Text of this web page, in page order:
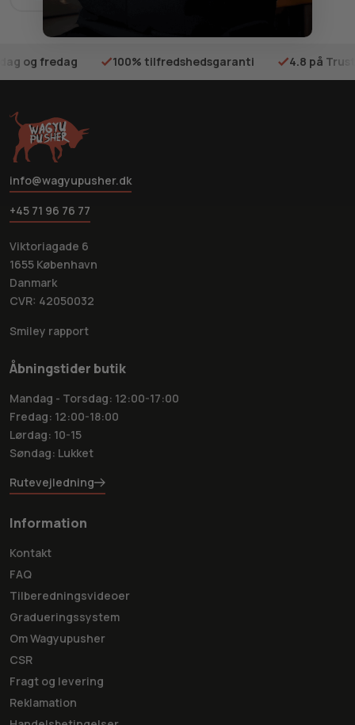
og fredag 100% tilfredshedsgaranti 4.8 på
info@wagyupusher.dk
+45 71 96 76 77
Viktoriagade 6
1655 København
Danmark
CVR: 42050032
Smiley rapport
Åbningstider butik
Mandag - Torsdag: 12:00-17:00
Fredag: 12:00-18:00
Lørdag: 10-15
Søndag: Lukket
Rutevejledning
Information
Kontakt
FAQ
Tilberedningsvideoer
Gradueringssystem
Om Wagyupusher
CSR
Fragt og levering
Reklamation